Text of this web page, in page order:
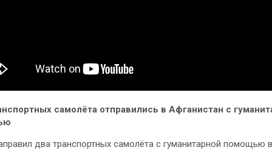
самолёта отправились в Афганистан с
два транспортных самолёта с гуманитарной помощью